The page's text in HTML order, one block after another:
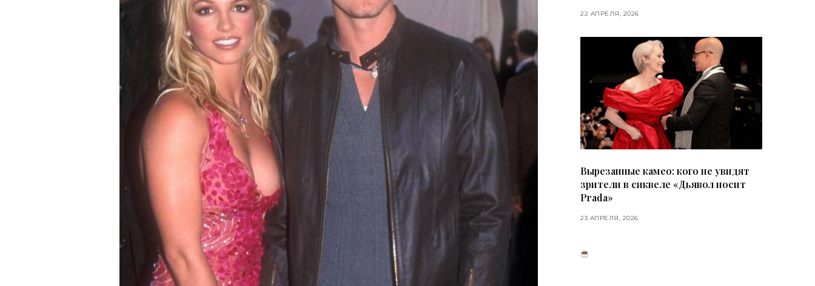
22 АПРЕЛЯ, 2026
Вырезанные камео: кого не увидят
зрители в сиквеле «Дьявол носит
Prada»
23 АПРЕЛЯ, 2026